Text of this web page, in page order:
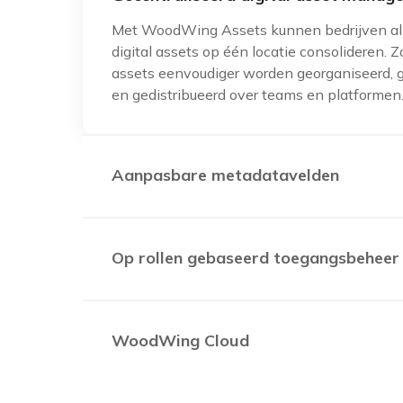
Met WoodWing Assets kunnen bedrijven
digital assets op één locatie consolideren.
assets eenvoudiger worden georganiseerd,
en gedistribueerd over teams en platformen.
Aanpasbare metadatavelden
worden gevonden en opgehaald.
Op rollen gebaseerd toegangsbeheer
het risico op onbevoegde toegang tot en het
WoodWing Cloud